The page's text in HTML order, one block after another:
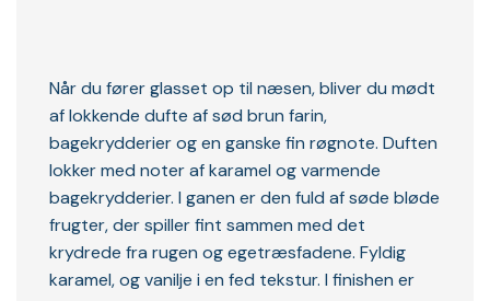
Når du fører glasset op til næsen, bliver du mødt
af lokkende dufte af sød brun farin,
bagekrydderier og en ganske fin røgnote. Duften
lokker med noter af karamel og varmende
bagekrydderier. I ganen er den fuld af søde bløde
frugter, der spiller fint sammen med det
krydrede fra rugen og egetræsfadene. Fyldig
karamel, og vanilje i en fed tekstur. I finishen er